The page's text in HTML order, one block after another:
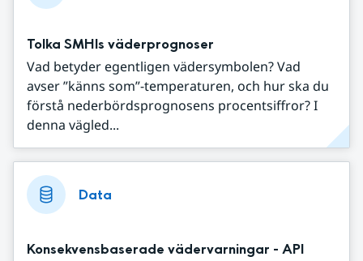
Tolka SMHIs väderprognoser
Vad betyder egentligen vädersymbolen? Vad
avser ”känns som”-temperaturen, och hur ska du
förstå nederbördsprognosens procentsiffror? I
denna vägled...
Data
Konsekvensbaserade vädervarningar - API